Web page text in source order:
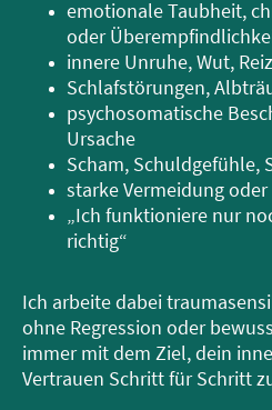
emotionale Taubheit,
oder
innere Unruhe, Wut,
Schlafstörungen,
psychosomatische
Ursache
Scham, Schuldgefühle,
starke Vermeidung
„Ich funktioniere nur
richtig“
Ich arbeite dabei
ohne Regression oder
immer mit dem Ziel, dein
Vertrauen Schritt für Schritt